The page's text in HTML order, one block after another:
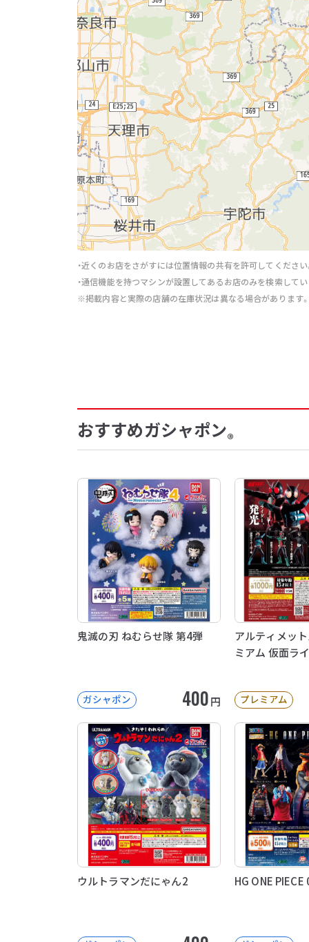
・近くのお店をさがすには位置情報の共有を許可してください
・通信機能を持つマシンが設置してあるお店のみを検索して
※掲載内容と実際の店舗の在庫状況は異なる場合があります
おすすめガシャポン®
鬼滅の刃 ねむらせ隊 第4弾
ガシャポン 400円
アルティメッ
ミアム 仮面ラ
プレミアム
ウルトラマンだにゃん2 HG ONE PIECE